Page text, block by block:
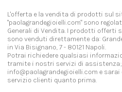
L'offerta e la vendita di prodotti sul
"paolagrandegioielli.com" sono
Generali di Vendita. I prodotti offerti
sono venduti direttamente da: Grande
in Via Bisignano, 7 - 80121 Napoli.
Potrai richiedere qualsiasi
tramite i nostri servizi di assistenza;
info@paolagrandegioielli.com e
servizio clienti quanto prima.